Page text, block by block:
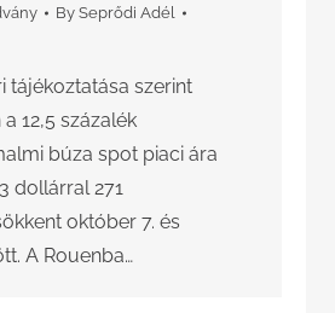
By Seprődi Adél
tájékoztatása szerint
12,5 százalék
búza spot piaci ára
dollárral 271
október 7. és
A Rouenba…